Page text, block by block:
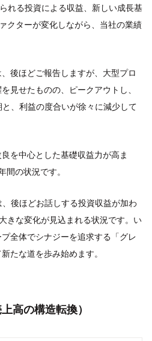
れる投資による収益、新しい成長基
クターが変化しながら、当社の業績
後ほどご報告しますが、大型プロ
見せたものの、ピークアウトし、
、利益の度合いが徐々に減少して
を中心とした基礎収益力が高ま
間の状況です。
後ほどお話しする投資収益が加わ
きな変化が見込まれる状況です。い
全体でシナジーを追求する「グレ
たな道を歩み始めます。
高の構造転換）